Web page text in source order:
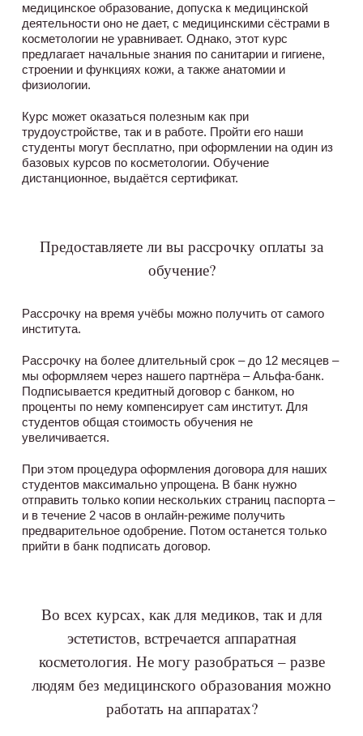
медицинское образование, допуска к медицинской
деятельности оно не дает, с медицинскими сёстрами в
косметологии не уравнивает. Однако, этот курс
предлагает начальные знания по санитарии и гигиене,
строении и функциях кожи, а также анатомии и
физиологии.
Курс может оказаться полезным как при
трудоустройстве, так и в работе. Пройти его наши
студенты могут бесплатно, при оформлении на один из
базовых курсов по косметологии. Обучение
дистанционное, выдаётся сертификат.
Предоставляете ли вы рассрочку оплаты за
обучение?
Рассрочку на время учёбы можно получить от самого
института.
Рассрочку на более длительный срок – до 12 месяцев –
мы оформляем через нашего партнёра – Альфа-банк.
Подписывается кредитный договор с банком, но
проценты по нему компенсирует сам институт. Для
студентов общая стоимость обучения не
увеличивается.
При этом процедура оформления договора для наших
студентов максимально упрощена. В банк нужно
отправить только копии нескольких страниц паспорта –
и в течение 2 часов в онлайн-режиме получить
предварительное одобрение. Потом останется только
прийти в банк подписать договор.
Во всех курсах, как для медиков, так и для
эстетистов, встречается аппаратная
косметология. Не могу разобраться – разве
людям без медицинского образования можно
работать на аппаратах?